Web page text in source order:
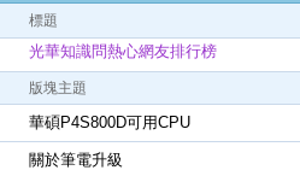
標題
光華知識問熱心網友排行榜
版塊主題
華碩P4S800D可用CPU
關於筆電升級